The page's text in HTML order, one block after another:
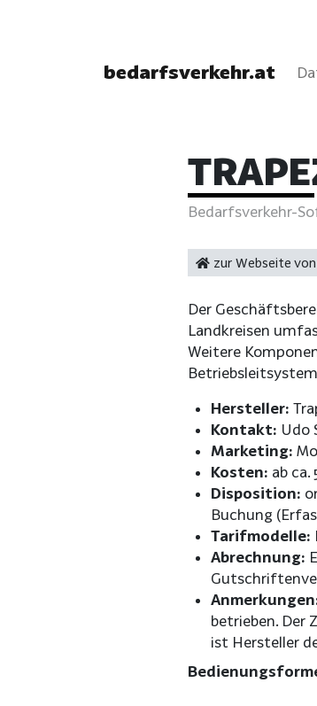
bedarfsverkehr.at
Bedarfsverkehr-
zur Webseite von
Der
Landkreisen
Weitere
Hersteller:
Kontakt: Udo
Marketing:
Kosten: ab
Disposition:
Buchung
Tarifmodelle:
Abrechnung:
betrieben. Der
ist Hersteller